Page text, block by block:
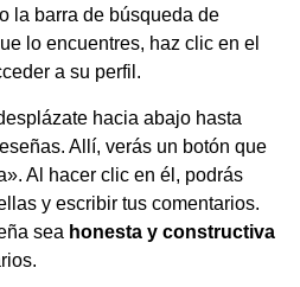
la barra de búsqueda de
lo encuentres, haz clic en el
a su perfil.
hacia abajo hasta
Allí, verás un botón que
Al hacer clic en él, podrás
y escribir tus comentarios.
sea honesta y constructiva